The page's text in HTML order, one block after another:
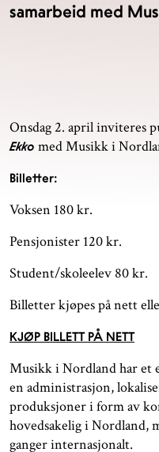
samarbeid med
Onsdag 2. april inviteres
Ekko med Musikk i
Billetter:
Voksen 180 kr.
Pensjonister 120 kr.
Student/skoleelev 80 kr.
Billetter kjøpes på nett
KJØP BILLETT PÅ NETT
Musikk i Nordland har et
en administrasjon,
produksjoner i form av
hovedsakelig i Nordland,
ganger internasjonalt.